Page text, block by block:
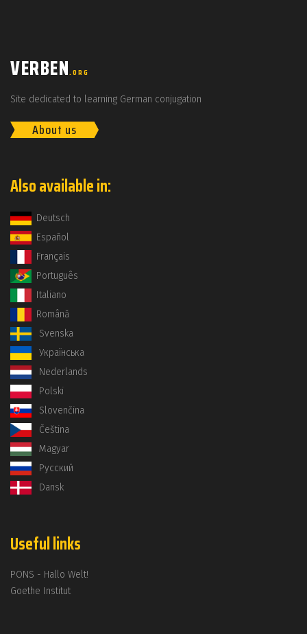
VERBEN.ORG
Site dedicated to learning German conjugation
About us
Also available in:
Deutsch
Español
Français
Português
Italiano
Română
Svenska
Українська
Nederlands
Polski
Slovenčina
Čeština
Magyar
Русский
Dansk
Useful links
PONS - Hallo Welt!
Goethe Institut